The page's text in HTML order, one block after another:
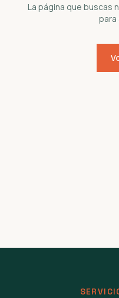
La página que buscas
para